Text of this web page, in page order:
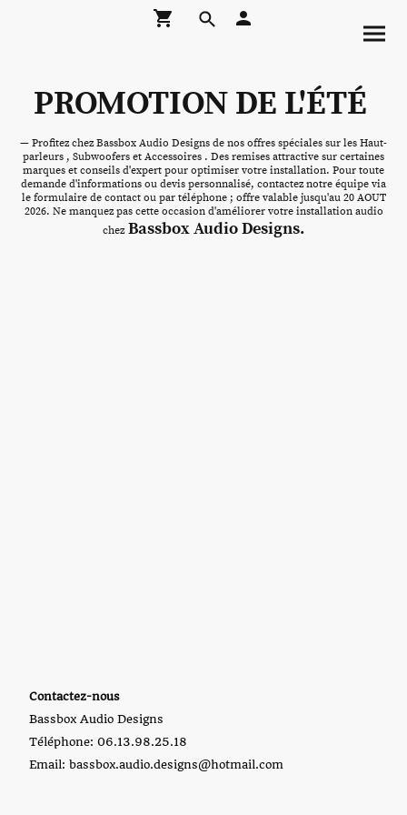
PROMOTION DE L'ÉTÉ
— Profitez chez Bassbox Audio Designs de nos offres spéciales sur les Haut-
parleurs , Subwoofers et Accessoires . Des remises attractive sur certaines
marques et conseils d'expert pour optimiser votre installation. Pour toute
demande d'informations ou devis personnalisé, contactez notre équipe via
le formulaire de contact ou par téléphone ; offre valable jusqu'au 20 AOUT
2026. Ne manquez pas cette occasion d'améliorer votre installation audio
chezBassbox Audio Designs.
Contactez-nous
Bassbox Audio Designs
Téléphone: 06.13.98.25.18
Email: bassbox.audio.designs@hotmail.com